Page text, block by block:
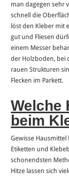
man dagegen sehr
schnell die
löst den Kleber mit
gut und Fliesen
einem Messer
der Holzboden, bei
rauen Strukturen
Flecken im Parkett.
Welche
beim
Gewisse
Etiketten und
schonendsten
Hitze lassen sich